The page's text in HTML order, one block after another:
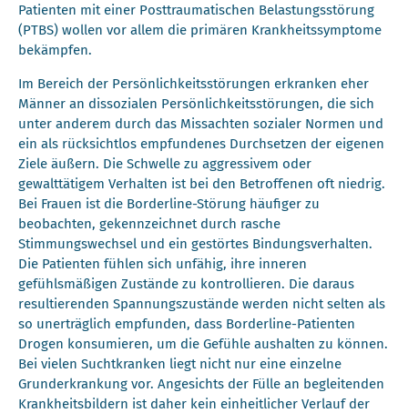
Patienten mit einer Posttraumatischen Belastungsstörung
(PTBS) wollen vor allem die primären Krankheitssymptome
bekämpfen.
Im Bereich der Persönlichkeitsstörungen erkranken eher
Männer an dissozialen Persönlichkeitsstörungen, die sich
unter anderem durch das Missachten sozialer Normen und
ein als rücksichtlos empfundenes Durchsetzen der eigenen
Ziele äußern. Die Schwelle zu aggressivem oder
gewalttätigem Verhalten ist bei den Betroffenen oft niedrig.
Bei Frauen ist die Borderline-Störung häufiger zu
beobachten, gekennzeichnet durch rasche
Stimmungswechsel und ein gestörtes Bindungsverhalten.
Die Patienten fühlen sich unfähig, ihre inneren
gefühlsmäßigen Zustände zu kontrollieren. Die daraus
resultierenden Spannungszustände werden nicht selten als
so unerträglich empfunden, dass Borderline-Patienten
Drogen konsumieren, um die Gefühle aushalten zu können.
Bei vielen Suchtkranken liegt nicht nur eine einzelne
Grunderkrankung vor. Angesichts der Fülle an begleitenden
Krankheitsbildern ist daher kein einheitlicher Verlauf der